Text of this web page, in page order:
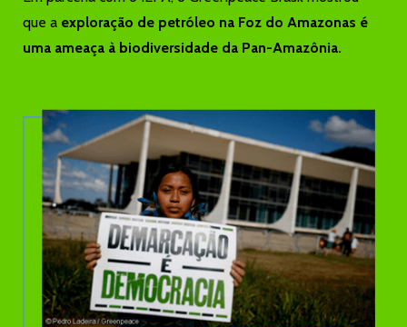
que a exploração de petróleo na Foz do Amazonas é
uma ameaça à biodiversidade da Pan-Amazônia.